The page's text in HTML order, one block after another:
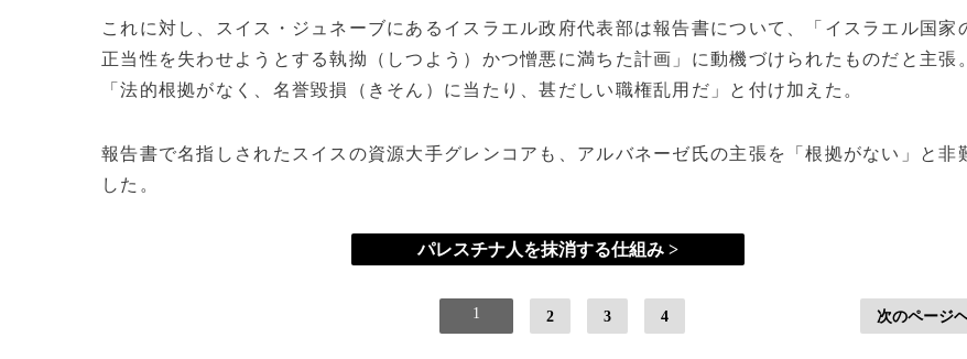
これに対し、スイス・ジュネーブにあるイスラエル政府代表部は報告書について、「イスラエル国家
正当性を失わせようとする執拗（しつよう）かつ憎悪に満ちた計画」に動機づけられたものだと主張。
「法的根拠がなく、名誉毀損（きそん）に当たり、甚だしい職権乱用だ」と付け加えた。
報告書で名指しされたスイスの資源大手グレンコアも、アルバネーゼ氏の主張を「根拠がない」と非
した。
パレスチナ人を抹消する仕組み >
1 2 3 4 次のページ